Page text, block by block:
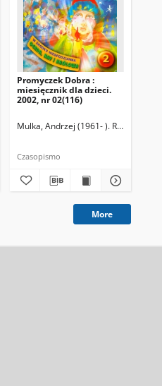
naczelny
Promyczek Dobra :
miesięcznik dla dzieci.
2002, nr 02(116)
Mulka, Andrzej (1961- ). Redaktor
Czasopismo
More